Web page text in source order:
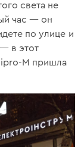
света не
час — он
по улице и
в этот
M пришла